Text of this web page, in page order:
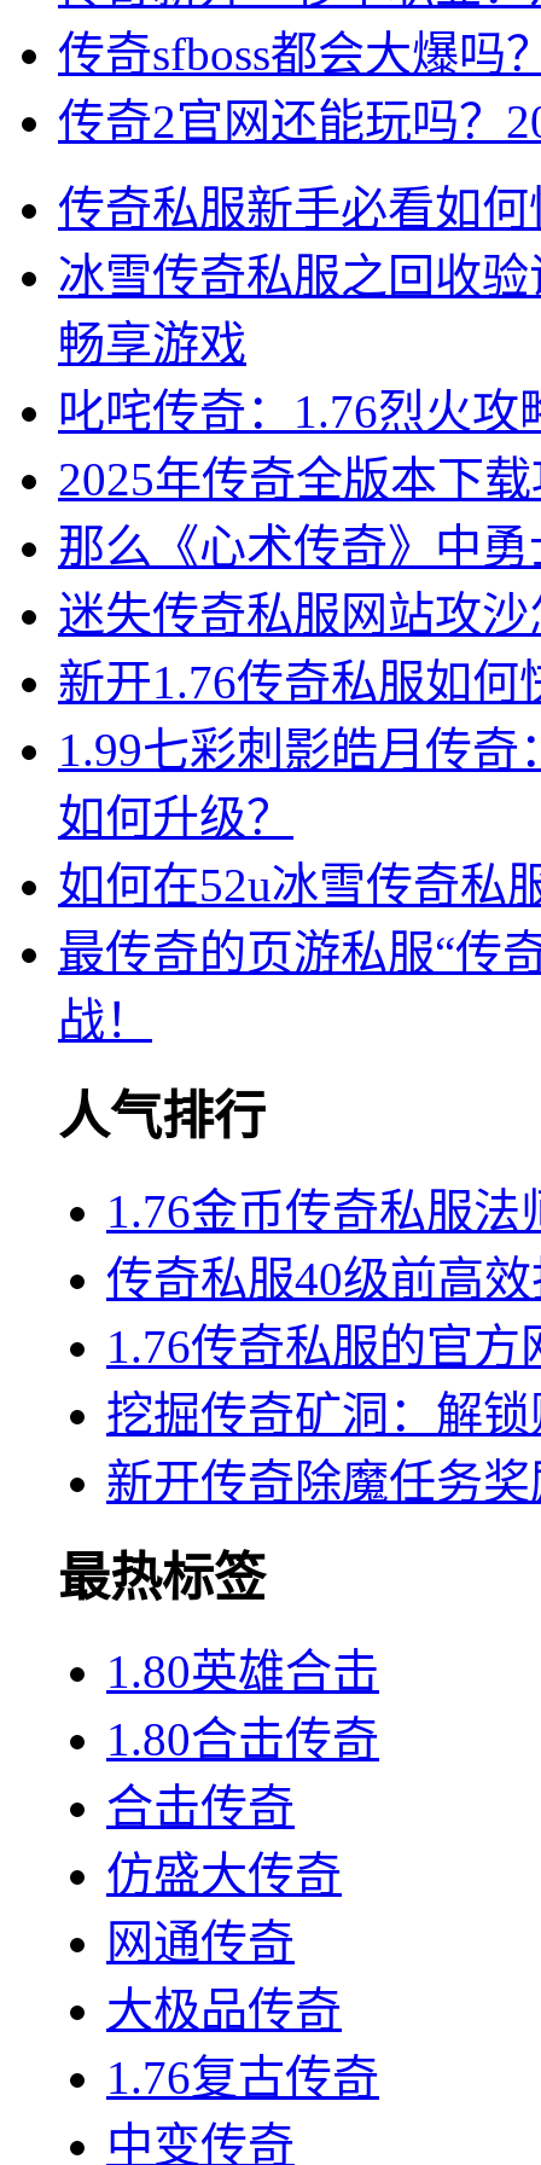
传奇sfboss都会大爆吗
传奇2官网还能玩吗？
传奇私服新手必看如
冰雪传奇私服之回收
畅享游戏
叱咤传奇：1.76烈火
2025年传奇全版本下
那么《心术传奇》中
迷失传奇私服网站攻
新开1.76传奇私服如何
1.99七彩刺影皓月传
如何升级？
如何在52u冰雪传奇私
最传奇的页游私服“传
战！
人气排行
1.76金币传奇私服
传奇私服40级前高
1.76传奇私服的官方
挖掘传奇矿洞：解
新开传奇除魔任务
最热标签
1.80英雄合击
1.80合击传奇
合击传奇
仿盛大传奇
网通传奇
大极品传奇
1.76复古传奇
中变传奇